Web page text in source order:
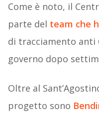
Come è noto, il
parte del team che
di tracciamento anti
governo dopo
Oltre al
progetto sono